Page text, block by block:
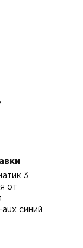
3
от
синий